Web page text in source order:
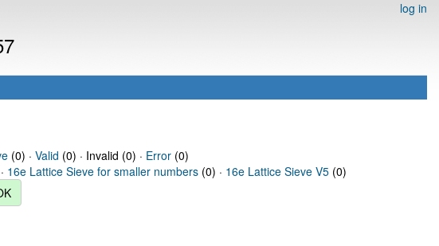
log in
(0) · Valid (0) · Invalid (0) · Error(0)
16e Lattice Sieve for smaller numbers (0) · 16e Lattice Sieve V5 (0)